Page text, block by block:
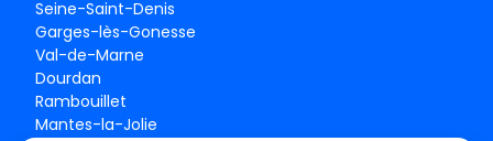
Seine-Saint-Denis
Garges-lès-Gonesse
Val-de-Marne
Dourdan
Rambouillet
Mantes-la-Jolie